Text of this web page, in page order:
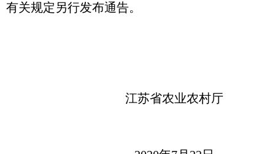
有关规定另行发布通告。
江苏省农业农村厅